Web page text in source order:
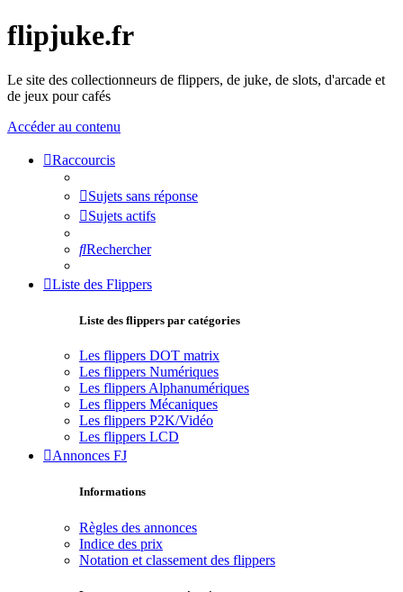
flipjuke.fr
Le site des collectionneurs de flippers, de juke, de slots, d'arcade et
de jeux pour cafés
Accéder au contenu
Raccourcis
Sujets sans réponse
Sujets actifs
Rechercher
Liste des Flippers
Liste des flippers par catégories
Les flippers DOT matrix
Les flippers Numériques
Les flippers Alphanumériques
Les flippers Mécaniques
Les flippers P2K/Vidéo
Les flippers LCD
Annonces FJ
Informations
Règles des annonces
Indice des prix
Notation et classement des flippers